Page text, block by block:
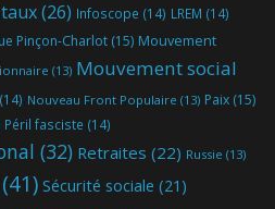
(26) Infoscope (14) LREM (14)
Pinçon-Charlot (15) Mouvement
(13) Mouvement social
(14) Nouveau Front Populaire (13) Paix (15)
Péril fasciste (14)
(32) Retraites (22) Russie (13)
(41) Sécurité sociale (21)